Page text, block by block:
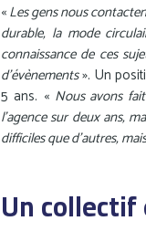
«Les gens nous
durable, la mode
connaissance de ces
d’évènements». Un
5 ans. « Nous avons
l’agence sur deux ans,
difficiles que d’autres,
Un